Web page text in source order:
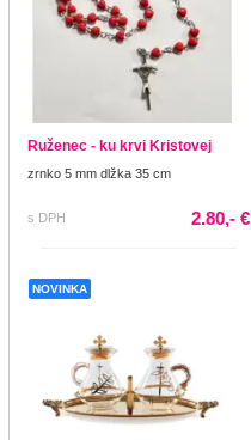
Ruženec - ku krvi Kristovej
zrnko 5 mm dlžka 35 cm
s DPH 2.80,- €
NOVINKA